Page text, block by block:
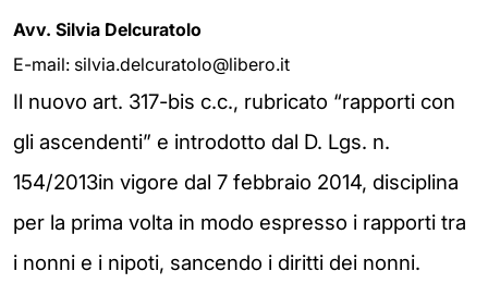
Avv. Silvia Delcuratolo
E-mail: silvia.delcuratolo@libero.it
Il nuovo art. 317-bis c.c., rubricato “rapporti con
gli ascendenti” e introdotto dal D. Lgs. n.
154/2013in vigore dal 7 febbraio 2014, disciplina
per la prima volta in modo espresso i rapporti tra
i nonni e i nipoti, sancendo i diritti dei nonni.